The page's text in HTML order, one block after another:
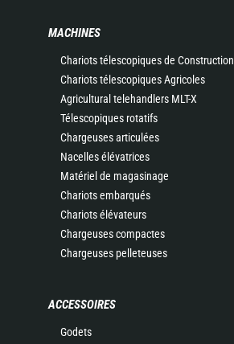
MACHINES
Chariots télescopiques de Construction
Chariots télescopiques Agricoles
Agricultural telehandlers MLT-X
Télescopiques rotatifs
Chargeuses articulées
Nacelles élévatrices
Matériel de magasinage
Chariots embarqués
Chariots élévateurs
Chargeuses compactes
Chargeuses pelleteuses
ACCESSOIRES
Godets